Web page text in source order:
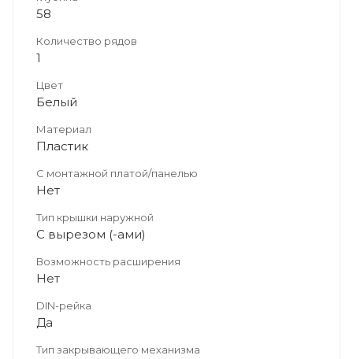
58
Количество рядов
1
Цвет
Белый
Материал
Пластик
С монтажной платой/панелью
Нет
Тип крышки наружной
С вырезом (-ами)
Возможность расширения
Нет
DIN-рейка
Да
Тип закрывающего механизма